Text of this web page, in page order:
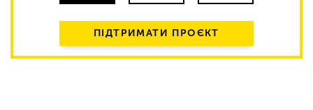
ПІДТРИМАТИ ПРОЄКТ